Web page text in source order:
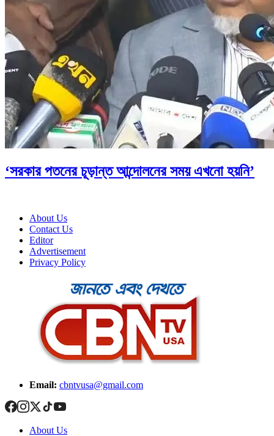
‘সরকার পতনের চূড়ান্ত আন্দোলনের সময় এখনো হয়নি’
About Us
Contact Us
Editor
Advertisement
Privacy Policy
Email: cbntvusa@gmail.com
About Us